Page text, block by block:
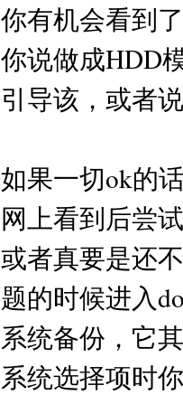
你有机会看到
你说做成HDD
引导该，或者
如果一切ok的
网上看到后尝
或者真要是还
题的时候进入
系统备份，它
系统选择项时